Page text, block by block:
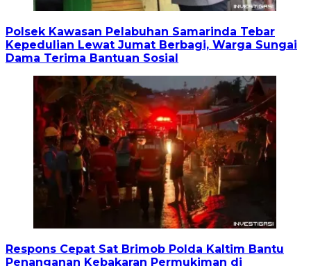
Polsek Kawasan Pelabuhan Samarinda Tebar
Kepedulian Lewat Jumat Berbagi, Warga Sungai
Dama Terima Bantuan Sosial
Respons Cepat Sat Brimob Polda Kaltim Bantu
Penanganan Kebakaran Permukiman di